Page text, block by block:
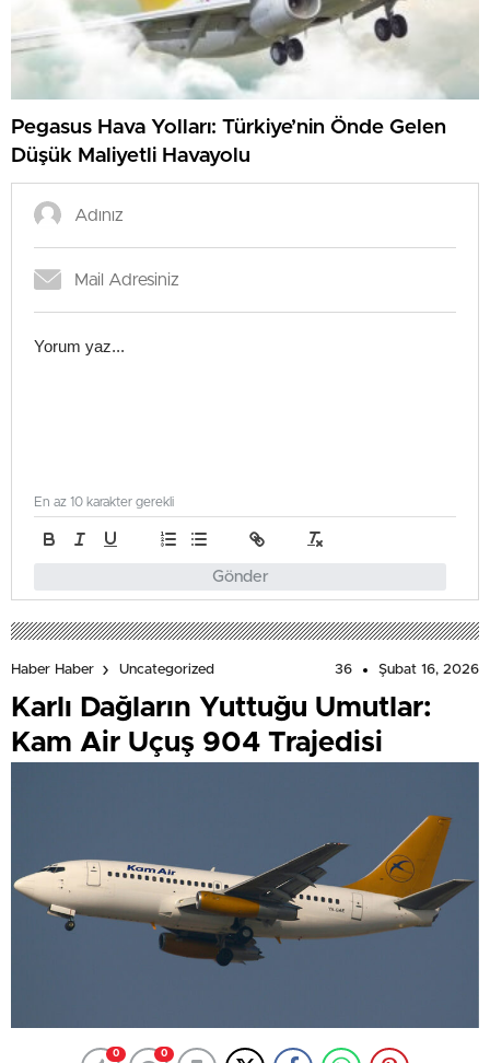
Pegasus Hava Yolları: Türkiye’nin Önde Gelen
Düşük Maliyetli Havayolu
Gönder
En az 10 karakter gerekli
Haber Haber Uncategorized 36 Şubat 16, 2026
Karlı Dağların Yuttuğu Umutlar:
Kam Air Uçuş 904 Trajedisi
0 0